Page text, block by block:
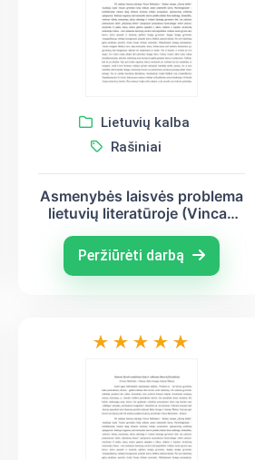
Lietuvių kalba
Rašiniai
Asmenybės laisvės problema
lietuvių literatūroje (Vincas
Sruoga, Antanas Škėma)
Peržiūrėti darbą